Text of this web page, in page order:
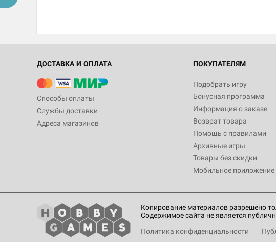
ДОСТАВКА И ОПЛАТА
Способы оплаты
Службы доставки
Адреса магазинов
ПОКУПАТЕЛЯМ
Подобрать игру
Бонусная программа
Информация о заказе
Возврат товара
Помощь с правилами
Архивные игры
Товары без скидки
Мобильное приложение
Копирование материалов разрешено
Содержимое сайта не является
Политика конфиденциальности